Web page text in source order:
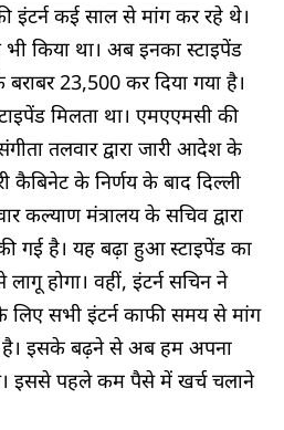
इंटर्न कई साल से मांग कर रहे थे।
किया था। अब इनका स्टाइपेंड
23,500 कर दिया गया है।
मिलता था। एमएएमसी की
तलवार द्वारा जारी आदेश के
कैबिनेट के निर्णय के बाद दिल्ली
कल्याण मंत्रालय के सचिव द्वारा
गई है। यह बढ़ा हुआ स्टाइपेंड का
होगा। वहीं, इंटर्न सचिन ने
लिए सभी इंटर्न काफी समय से मांग
है। इसके बढ़ने से अब हम अपना
इससे पहले कम पैसे में खर्च चलाने